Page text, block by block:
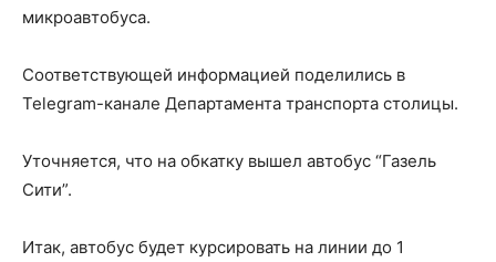
микроавтобуса.
Соответствующей информацией поделились в
Telegram-канале Департамента транспорта столицы.
Уточняется, что на обкатку вышел автобус “Газель
Сити”.
Итак, автобус будет курсировать на линии до 1